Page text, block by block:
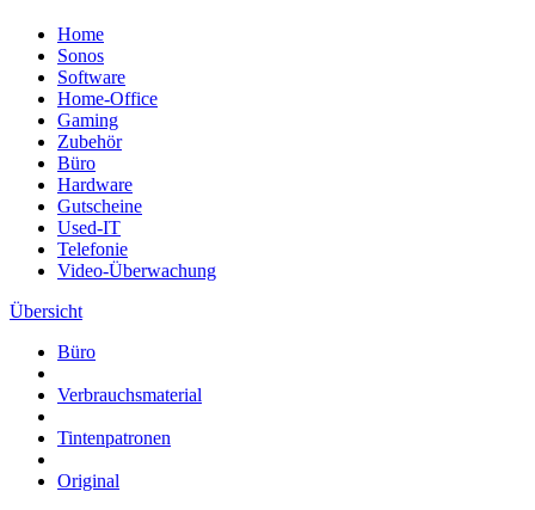
Home
Sonos
Software
Home-Office
Gaming
Zubehör
Büro
Hardware
Gutscheine
Used-IT
Telefonie
Video-Überwachung
Übersicht
Büro
Verbrauchsmaterial
Tintenpatronen
Original